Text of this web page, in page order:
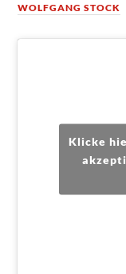
WOLFGANG STOCK
Klicke